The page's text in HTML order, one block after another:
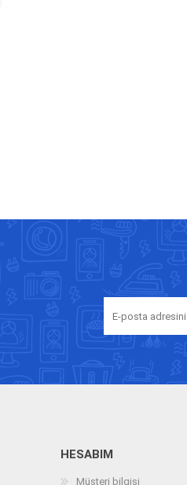
HESABIM
Müşteri bilgisi